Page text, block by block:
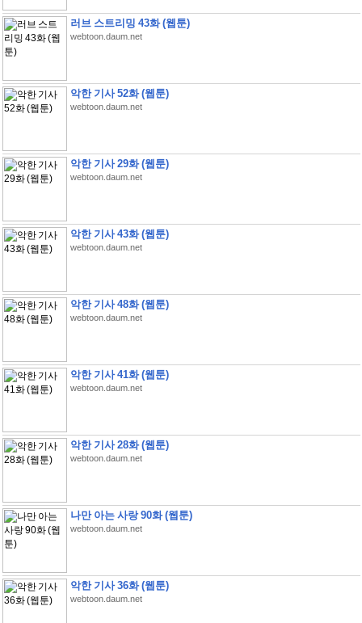
러브 스트리밍 43화 (웹툰)
webtoon.daum.net
악한 기사 52화 (웹툰)
webtoon.daum.net
악한 기사 29화 (웹툰)
webtoon.daum.net
악한 기사 43화 (웹툰)
webtoon.daum.net
악한 기사 48화 (웹툰)
webtoon.daum.net
악한 기사 41화 (웹툰)
webtoon.daum.net
악한 기사 28화 (웹툰)
webtoon.daum.net
나만 아는 사랑 90화 (웹툰)
webtoon.daum.net
악한 기사 36화 (웹툰)
webtoon.daum.net